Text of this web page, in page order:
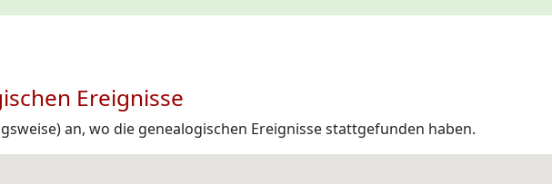
Ereignisse
an, wo die genealogischen Ereignisse stattgefunden haben.